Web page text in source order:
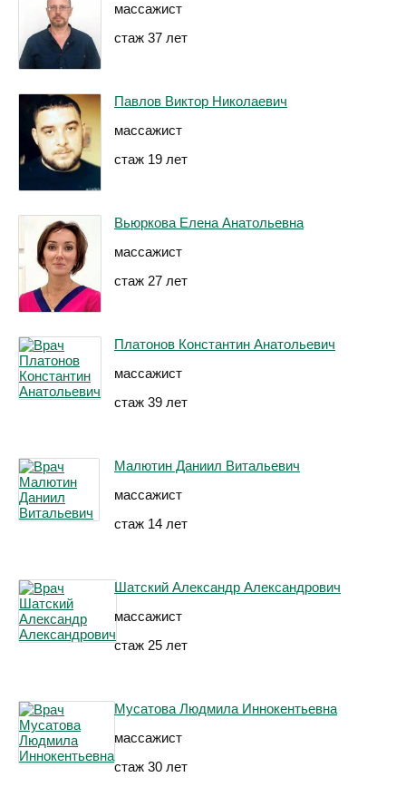
массажист
стаж 37 лет
Павлов Виктор Николаевич
массажист
стаж 19 лет
Вьюркова Елена Анатольевна
массажист
стаж 27 лет
Платонов Константин Анатольевич
массажист
стаж 39 лет
Малютин Даниил Витальевич
массажист
стаж 14 лет
Шатский Александр Александрович
массажист
стаж 25 лет
Мусатова Людмила Иннокентьевна
массажист
стаж 30 лет